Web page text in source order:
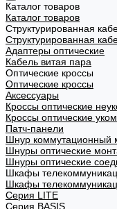
Каталог товаров
Каталог товаров
Структурированная
Структурированная
Адаптеры оптические
Кабель витая пара
Оптические кроссы
Оптические кроссы
Аксессуары
Кроссы оптические
Кроссы оптические
Патч-панели
Шнур коммутационный
Шнуры оптические
Шнуры оптические
Шкафы
Шкафы
Cерия LITE
Cерия BASIS